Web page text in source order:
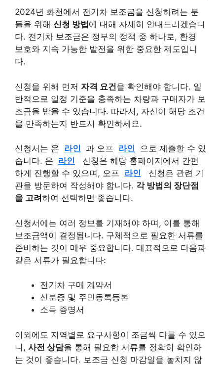
2024년 화천에서 전기차 보조금을 신청하려는 분
들을 위해 신청 방법 에 대해 자세히 안내드리겠습니
다. 전기차 보조금은 정부의 정책 중 하나로, 환경
보호와 지속 가능한 발전을 위한 중요한 제도입니
다.
신청을 위해 먼저 자격 요건을 확인해야 합니다. 일
반적으로 일정 기준을 충족하는 차량과 구매자가 보
조금을 받을 수 있습니다. 따라서, 자신이 해당 조건
을 만족하는지 반드시 확인하세요.
신청서는 온 라인 과 오프 라인
으로 제출할 수 있
습니다. 온 라인
신청은 해당 홈페이지에서 간편
하게 진행할 수 있으며, 오프 라인
신청은 관련 기
관을 방문하여 작성해야 합니다. 각 방법의 장단점
을 고려 하여 선택하면 좋습니다.
신청서에는 여러 정보를 기재해야 하며, 이를 통해
보조금액이 결정됩니다. 구체적으로 필요한 서류를
준비하는 것이 매우 중요합니다. 대표적으로 다음과
같은 서류가 필요합니다:
전기차 구매 계약서
신분증 및 주민등록등본
소득 증명서
이외에도 지역별로 요구사항이 조금씩 다를 수 있으
니, 사전 상담을 통해 필요한 서류를 정확히 확인하
는 것이 좋습니다. 보조금 신청 마감일을 놓치지 않